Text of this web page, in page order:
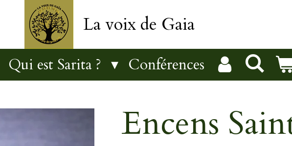
La voix de Gaia
Qui est Sarita ? Conférences
Encens